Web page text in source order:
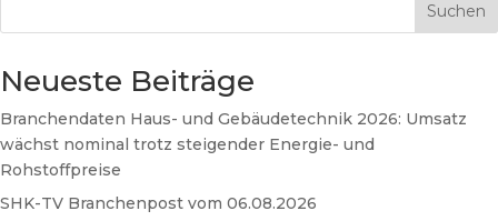
Suchen
Neueste Beiträge
Branchendaten Haus- und Gebäudetechnik 2026: Umsatz
wächst nominal trotz steigender Energie- und
Rohstoffpreise
SHK-TV Branchenpost vom 06.08.2026